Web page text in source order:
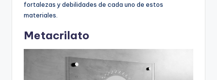
fortalezas y debilidades de cada uno de estos
materiales.
Metacrilato